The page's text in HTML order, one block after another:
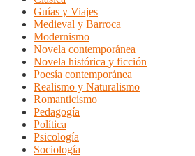
Guías y Viajes
Medieval y Barroca
Modernismo
Novela contemporánea
Novela histórica y ficción
Poesía contemporánea
Realismo y Naturalismo
Romanticismo
Pedagogía
Política
Psicología
Sociología